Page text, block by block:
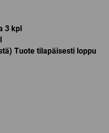
3 kpl
Tuote tilapäisesti loppu